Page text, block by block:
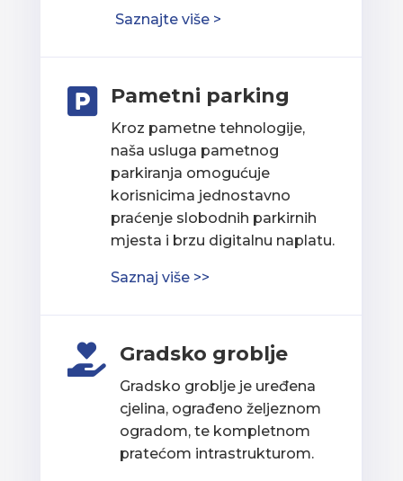
Saznajte više >
 Pametni parking
Kroz pametne tehnologije,
naša usluga pametnog
parkiranja omogućuje
korisnicima jednostavno
praćenje slobodnih parkirnih
mjesta i brzu digitalnu naplatu.
Saznaj više >>
 Gradsko groblje
Gradsko groblje je uređena
cjelina, ograđeno željeznom
ogradom, te kompletnom
pratećom intrastrukturom.